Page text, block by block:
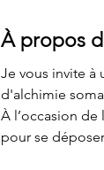
À propos
Je vous invite à
d'alchimie
À l’occasion
pour se